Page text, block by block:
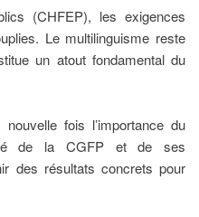
(CHFEP), les exigences
Le multilinguisme reste
un atout fondamental du
fois l’importance du
de la CGFP et de ses
des résultats concrets pour